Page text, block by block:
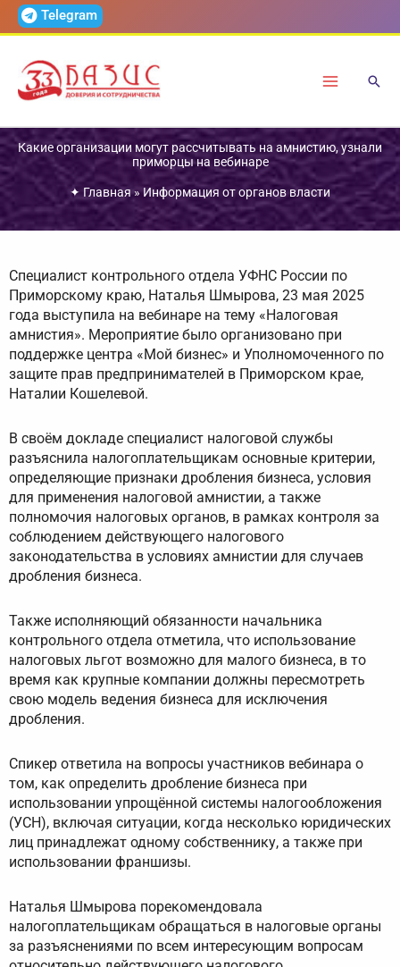
ПерейтиTelegram
Какие организации могут рассчитывать на амнистию, узнали
приморцы на вебинаре
✦ Главная»Информация от органов власти
Специалист контрольного отдела УФНС России по
Приморскому краю, Наталья Шмырова, 23 мая 2025
года выступила на вебинаре на тему «Налоговая
амнистия». Мероприятие было организовано при
поддержке центра «Мой бизнес» и Уполномоченного по
защите прав предпринимателей в Приморском крае,
Наталии Кошелевой.
В своём докладе специалист налоговой службы
разъяснила налогоплательщикам основные критерии,
определяющие признаки дробления бизнеса, условия
для применения налоговой амнистии, а также
полномочия налоговых органов, в рамках контроля за
соблюдением действующего налогового
законодательства в условиях амнистии для случаев
дробления бизнеса.
Также исполняющий обязанности начальника
контрольного отдела отметила, что использование
налоговых льгот возможно для малого бизнеса, в то
время как крупные компании должны пересмотреть
свою модель ведения бизнеса для исключения
дробления.
Спикер ответила на вопросы участников вебинара о
том, как определить дробление бизнеса при
использовании упрощённой системы налогообложения
(УСН), включая ситуации, когда несколько юридических
лиц принадлежат одному собственнику, а также при
использовании франшизы.
Наталья Шмырова порекомендовала
налогоплательщикам обращаться в налоговые органы
за разъяснениями по всем интересующим вопросам